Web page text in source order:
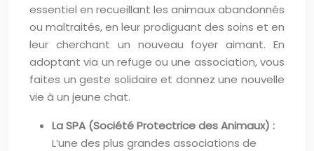
essentiel en recueillant les animaux abandonnés
ou maltraités, en leur prodiguant des soins et en
leur cherchant un nouveau foyer aimant. En
adoptant via un refuge ou une association, vous
faites un geste solidaire et donnez une nouvelle
vie à un jeune chat.
La SPA (Société Protectrice des Animaux) :
L’une des plus grandes associations de